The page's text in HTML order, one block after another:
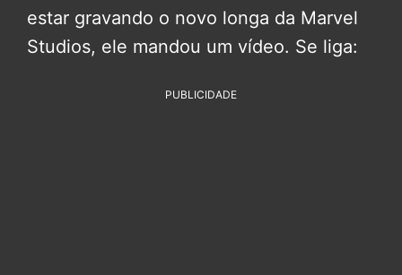
estar gravando o novo longa da Marvel
Studios, ele mandou um vídeo. Se liga:
PUBLICIDADE